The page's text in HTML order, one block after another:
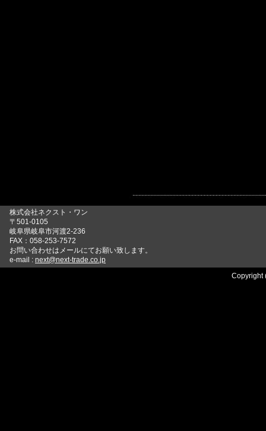
株式会社ネクスト・ワン
〒501-0105
岐阜県岐阜市河渡2-236
FAX：058-253-7572
お問い合わせはメールにてお願い致します。
e-mail : next@next-trade.co.jp
Copyright